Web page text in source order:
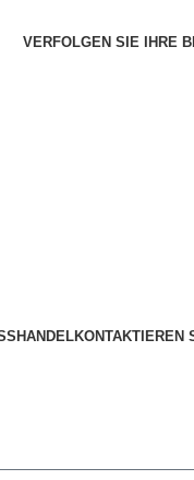
VERFOLGEN SIE IHRE
KONTAKTIEREN